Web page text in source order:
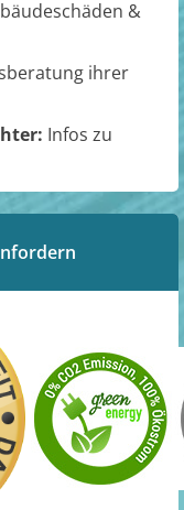
&
ihrer
Infos zu